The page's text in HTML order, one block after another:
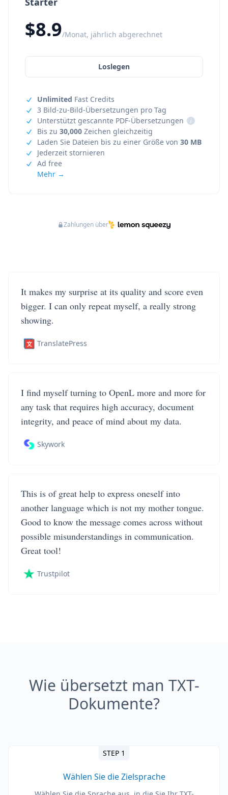
$8.9/Monat, jährlich abgerechnet
Loslegen
Unlimited Fast Credits
3 Bild-zu-Bild-Übersetzungen pro Tag
Unterstützt gescannte PDF-Übersetzungen
i
Bis zu 30,000 Zeichen gleichzeitig
Laden Sie Dateien bis zu einer Größe von 30 MB
Jederzeit stornieren
Ad free
Mehr →
Zahlungen über
It makes my surprise at its quality and score even
bigger. I can only repeat myself, a really strong
showing.
TranslatePress
I find myself turning to OpenL more and more for
any task that requires high accuracy, document
integrity, and peace of mind about my data.
Skywork
This is of great help to express oneself into
another language which is not my mother tongue.
Good to know the message comes across without
possible misunderstandings in communication.
Great tool!
Trustpilot
Wie übersetzt man TXT-
Dokumente?
STEP 1
Wählen Sie die Zielsprache